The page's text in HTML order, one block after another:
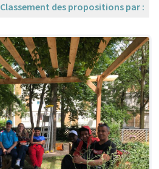
Classement des propositions par :